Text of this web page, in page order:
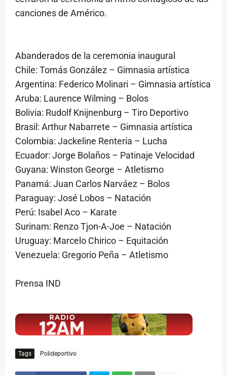
canciones de Américo.
Abanderados de la ceremonia inaugural
Chile: Tomás González – Gimnasia artística
Argentina: Federico Molinari – Gimnasia artística
Aruba: Laurence Wilming – Bolos
Bolivia: Rudolf Knijnenburg – Tiro Deportivo
Brasil: Arthur Nabarrete – Gimnasia artística
Colombia: Jackeline Renteria – Lucha
Ecuador: Jorge Bolaños – Patinaje Velocidad
Guyana: Winston George – Atletismo
Panamá: Juan Carlos Narváez – Bolos
Paraguay: José Lobos – Natación
Perú: Isabel Aco – Karate
Surinam: Renzo Tjon-A-Joe – Natación
Uruguay: Marcelo Chirico – Equitación
Venezuela: Gregorio Peña – Atletismo
Prensa IND
Tags Polideportivo